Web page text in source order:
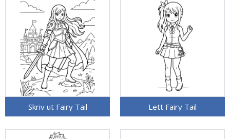
Skriv ut Fairy Tail Lett Fairy Tail